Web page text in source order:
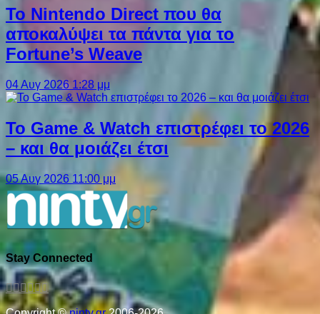
Το Nintendo Direct που θα
αποκαλύψει τα πάντα για το
Fortune’s Weave
04 Αυγ 2026 1:28 μμ
Το Game & Watch επιστρέφει το 2026
– και θα μοιάζει έτσι
05 Αυγ 2026 11:00 μμ
Stay Connected